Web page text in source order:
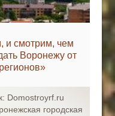
и смотрим, чем
Воронежу от
Domostroyrf.ru
городская